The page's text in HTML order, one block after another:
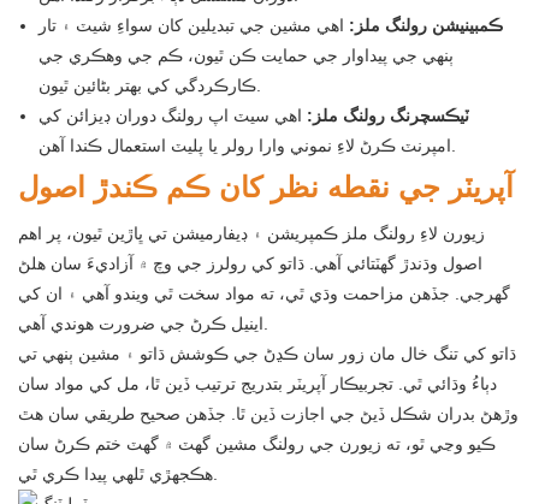
ڪمبينيشن رولنگ ملز: اهي مشين جي تبديلين کان سواءِ شيٽ ۽ تار
ٻنهي جي پيداوار جي حمايت ڪن ٿيون، ڪم جي وهڪري جي
ڪارڪردگي کي بهتر بڻائين ٿيون.
ٽيڪسچرنگ رولنگ ملز: اهي سيٽ اپ رولنگ دوران ڊيزائن کي
امپرنٽ ڪرڻ لاءِ نموني وارا رولر يا پليٽ استعمال ڪندا آهن.
آپريٽر جي نقطه نظر کان ڪم ڪندڙ اصول
زيورن لاءِ رولنگ ملز ڪمپريشن ۽ ڊيفارميشن تي ڀاڙين ٿيون، پر اهم
اصول وڌندڙ گهٽتائي آهي. ڌاتو کي رولرز جي وچ ۾ آزاديءَ سان هلڻ
گهرجي. جڏهن مزاحمت وڌي ٿي، ته مواد سخت ٿي ويندو آهي ۽ ان کي
اينيل ڪرڻ جي ضرورت هوندي آهي.
ڌاتو کي تنگ خال مان زور سان ڪڍڻ جي ڪوشش ڌاتو ۽ مشين ٻنهي تي
دٻاءُ وڌائي ٿي. تجربيڪار آپريٽر بتدريج ترتيب ڏين ٿا، مل کي مواد سان
وڙهڻ بدران شڪل ڏيڻ جي اجازت ڏين ٿا. جڏهن صحيح طريقي سان هٿ
ڪيو وڃي ٿو، ته زيورن جي رولنگ مشين گهٽ ۾ گهٽ ختم ڪرڻ سان
هڪجهڙي ٿلهي پيدا ڪري ٿي.